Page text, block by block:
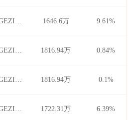
1646.6万 9.61%
1816.94万 0.84%
1816.94万 0.1%
1722.31万 6.39%